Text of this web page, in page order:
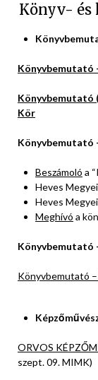
Könyv- és
Könyvbemutató
Könyvbemutató
Kör
Könyvbemutató
Beszámoló a
Heves
Heves
Meghívó a
Könyvbemutató
Könyvbemutató –
ORVOS
szept. 09. MIMK)